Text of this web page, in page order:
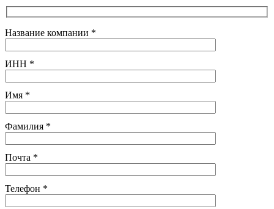
Название компании *
ИНН *
Имя *
Фамилия *
Почта *
Телефон *